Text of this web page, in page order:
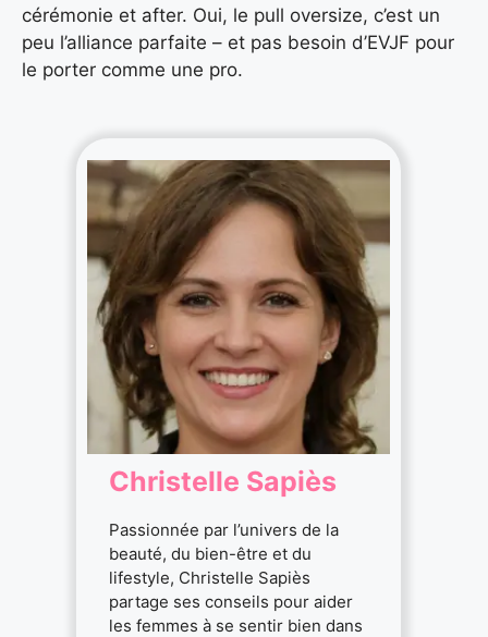
cérémonie et after. Oui, le pull oversize, c’est un
peu l’alliance parfaite – et pas besoin d’EVJF pour
le porter comme une pro.
Christelle Sapiès
Passionnée par l’univers de la
beauté, du bien-être et du
lifestyle, Christelle Sapiès
partage ses conseils pour aider
les femmes à se sentir bien dans